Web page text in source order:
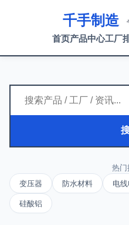
千手制造
首页产品中心工厂
热门
变压器
防水材料 电
硅酸铝